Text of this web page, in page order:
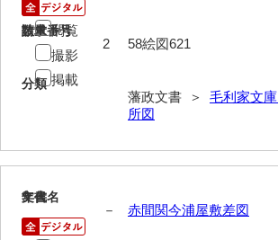
65接幕一件
67戊辰戦争一件
68諸隊一件
請求番号
58絵図621
分類
藩政文書 ＞ 毛利家文庫
所図
数量
2
閲覧
撮影
掲載
9
文書名
赤間関今浦屋敷差図
年代
－